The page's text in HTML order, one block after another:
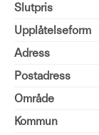
Slutpris
Upplåtelseform
Adress
Postadress
Område
Kommun